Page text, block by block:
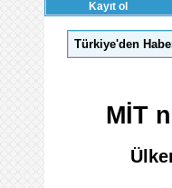
Kayıt ol
Türkiye'den
MİT